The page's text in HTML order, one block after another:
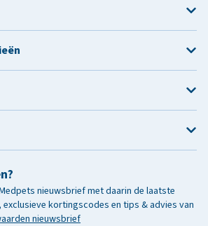
nieuwsbrief met daarin de laatste
kortingscodes en tips & advies van
nieuwsbrief